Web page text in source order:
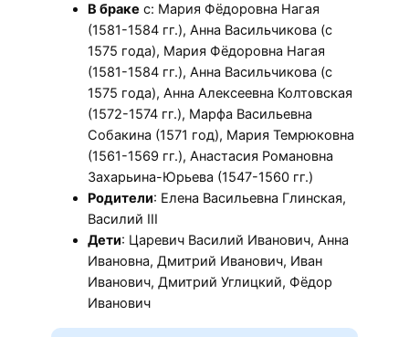
В браке с: Мария Фёдоровна Нагая
(1581-1584 гг.), Анна Васильчикова (с
1575 года), Мария Фёдоровна Нагая
(1581-1584 гг.), Анна Васильчикова (с
1575 года), Анна Алексеевна Колтовская
(1572-1574 гг.), Марфа Васильевна
Собакина (1571 год), Мария Темрюковна
(1561-1569 гг.), Анастасия Романовна
Захарьина-Юрьева (1547-1560 гг.)
Родители: Елена Васильевна Глинская,
Василий III
Дети: Царевич Василий Иванович, Анна
Ивановна, Дмитрий Иванович, Иван
Иванович, Дмитрий Углицкий, Фёдор
Иванович